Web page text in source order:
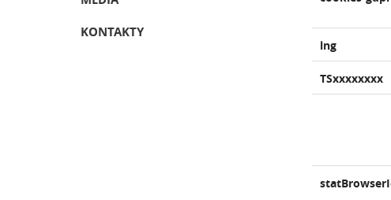
lng
TSxxxxxxxx
KONTAKTY